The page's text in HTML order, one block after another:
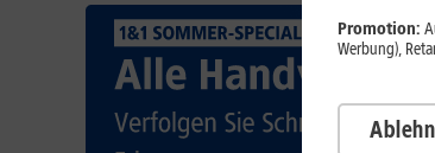
Promotion:
Werbung),